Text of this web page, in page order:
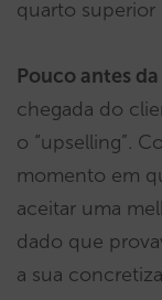
quarto
Pouco antes
chegada do
o “upselling”.
momento em
aceitar uma
dado que
a sua